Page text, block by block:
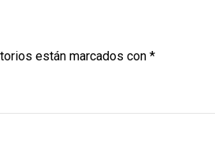
están marcados con *